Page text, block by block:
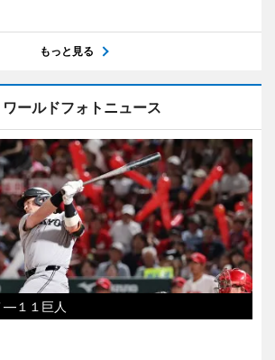
もっと見る
ワールドフォトニュース
―１１巨人